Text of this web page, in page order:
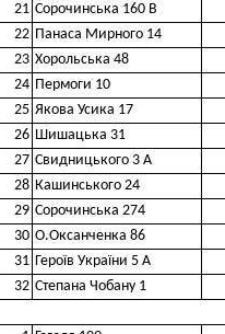
21 Сорочинська 160 В
22 Панаса Мирного 14
23 Хорольська 48
24 Пермоги 10
25 Якова Усика 17
26 Шишацька 31
27 Свидницького 3 А
28 Кашинського 24
29 Сорочинська 274
30 О.Оксанченка 86
31 Героїв України 5 А
32 Степана Чобану 1